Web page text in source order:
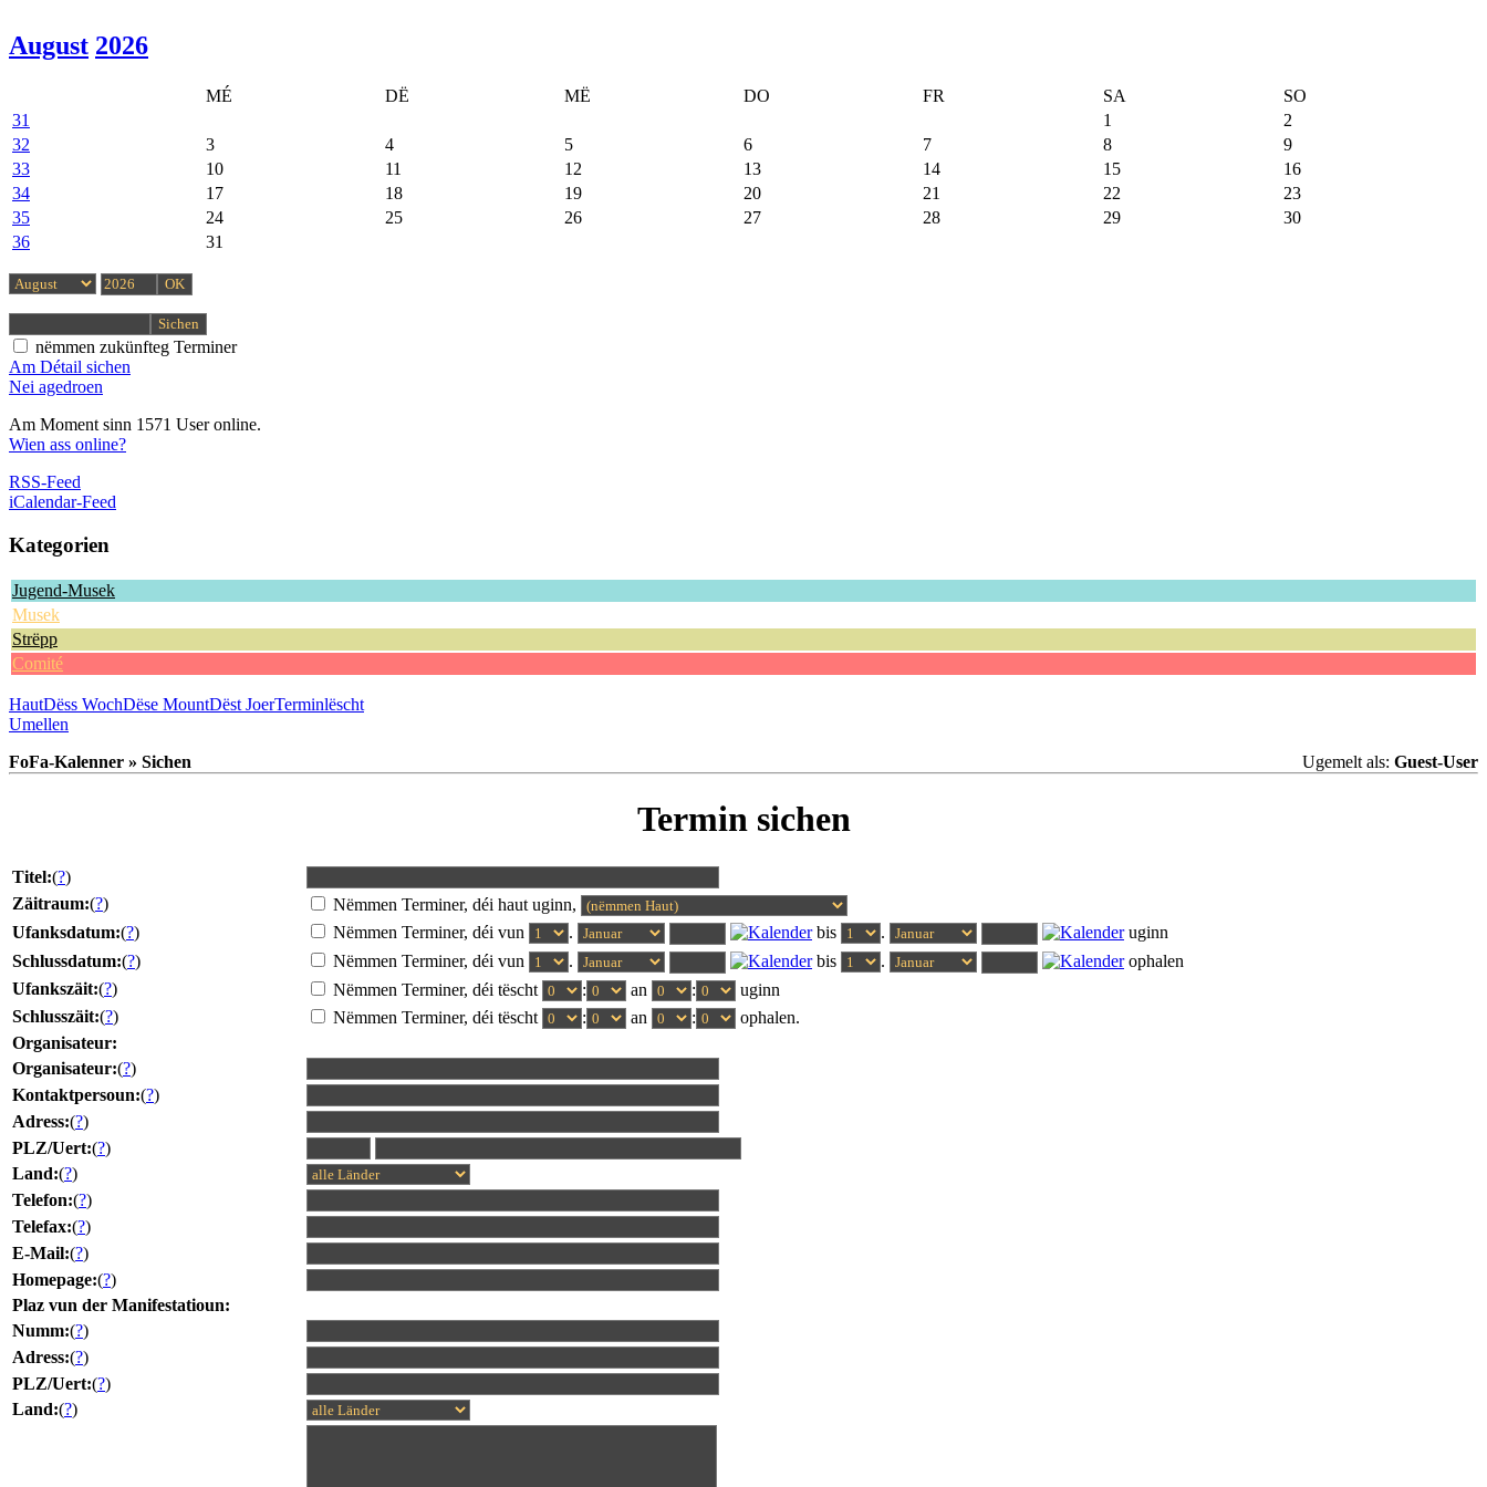
August 2026
MÉ DË MË DO FR SA
SO
31
1
2
32
3 4 5 6 7 8
9
33
10 11 12 13 14 15
16
34
17 18 19 20 21 22
23
35
24 25 26 27 28 29
30
36
31
nëmmen zukünfteg Terminer
Am Détail sichen
Nei agedroen
Am Moment sinn 1571 User online.
Wien ass online?
RSS-Feed
iCalendar-Feed
Kategorien
Jugend-Musek
Musek
Strëpp
Comité
HautDëss WochDëse MountDëst JoerTerminlëscht
Umellen
FoFa-Kalenner » Sichen
Ugemelt als: Guest-User
Termin sichen
Titel:(?)
Zäitraum:(?)
Nëmmen Terminer, déi haut uginn,
Ufanksdatum:(?) Nëmmen Terminer, déi vun . bis .
uginn
Schlussdatum:(?) Nëmmen Terminer, déi vun . bis .
ophalen
Ufankszäit:(?) Nëmmen Terminer, déi tëscht : an :
uginn
Schlusszäit:(?) Nëmmen Terminer, déi tëscht : an :
ophalen.
Organisateur:
Organisateur:(?)
Kontaktpersoun:(?)
Adress:(?)
PLZ/Uert:(?)
Land:(?)
Telefon:(?)
Telefax:(?)
E-Mail:(?)
Homepage:(?)
Plaz vun der Manifestatioun:
Numm:(?)
Adress:(?)
PLZ/Uert:(?)
Land:(?)